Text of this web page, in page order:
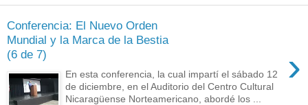
Conferencia: El Nuevo Orden
Mundial y la Marca de la Bestia
(6 de 7)
›
En esta conferencia, la cual impartí el sábado 12
de diciembre, en el Auditorio del Centro Cultural
Nicaragüense Norteamericano, abordé los ...